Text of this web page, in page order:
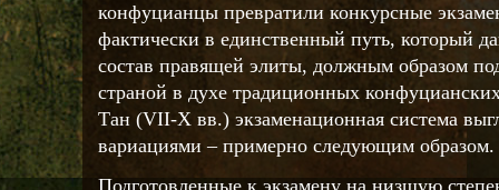
конфуцианцы превратили конкурсные
фактически в единственный путь, который
состав правящей элиты, должным образом
страной в духе традиционных
Тан (VII-Х вв.) экзаменационная система
вариациями – примерно следующим образом.
Подготовленные к экзамену на низшую